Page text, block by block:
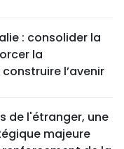
: consolider la
la
l’avenir
de l'étranger, une
majeure